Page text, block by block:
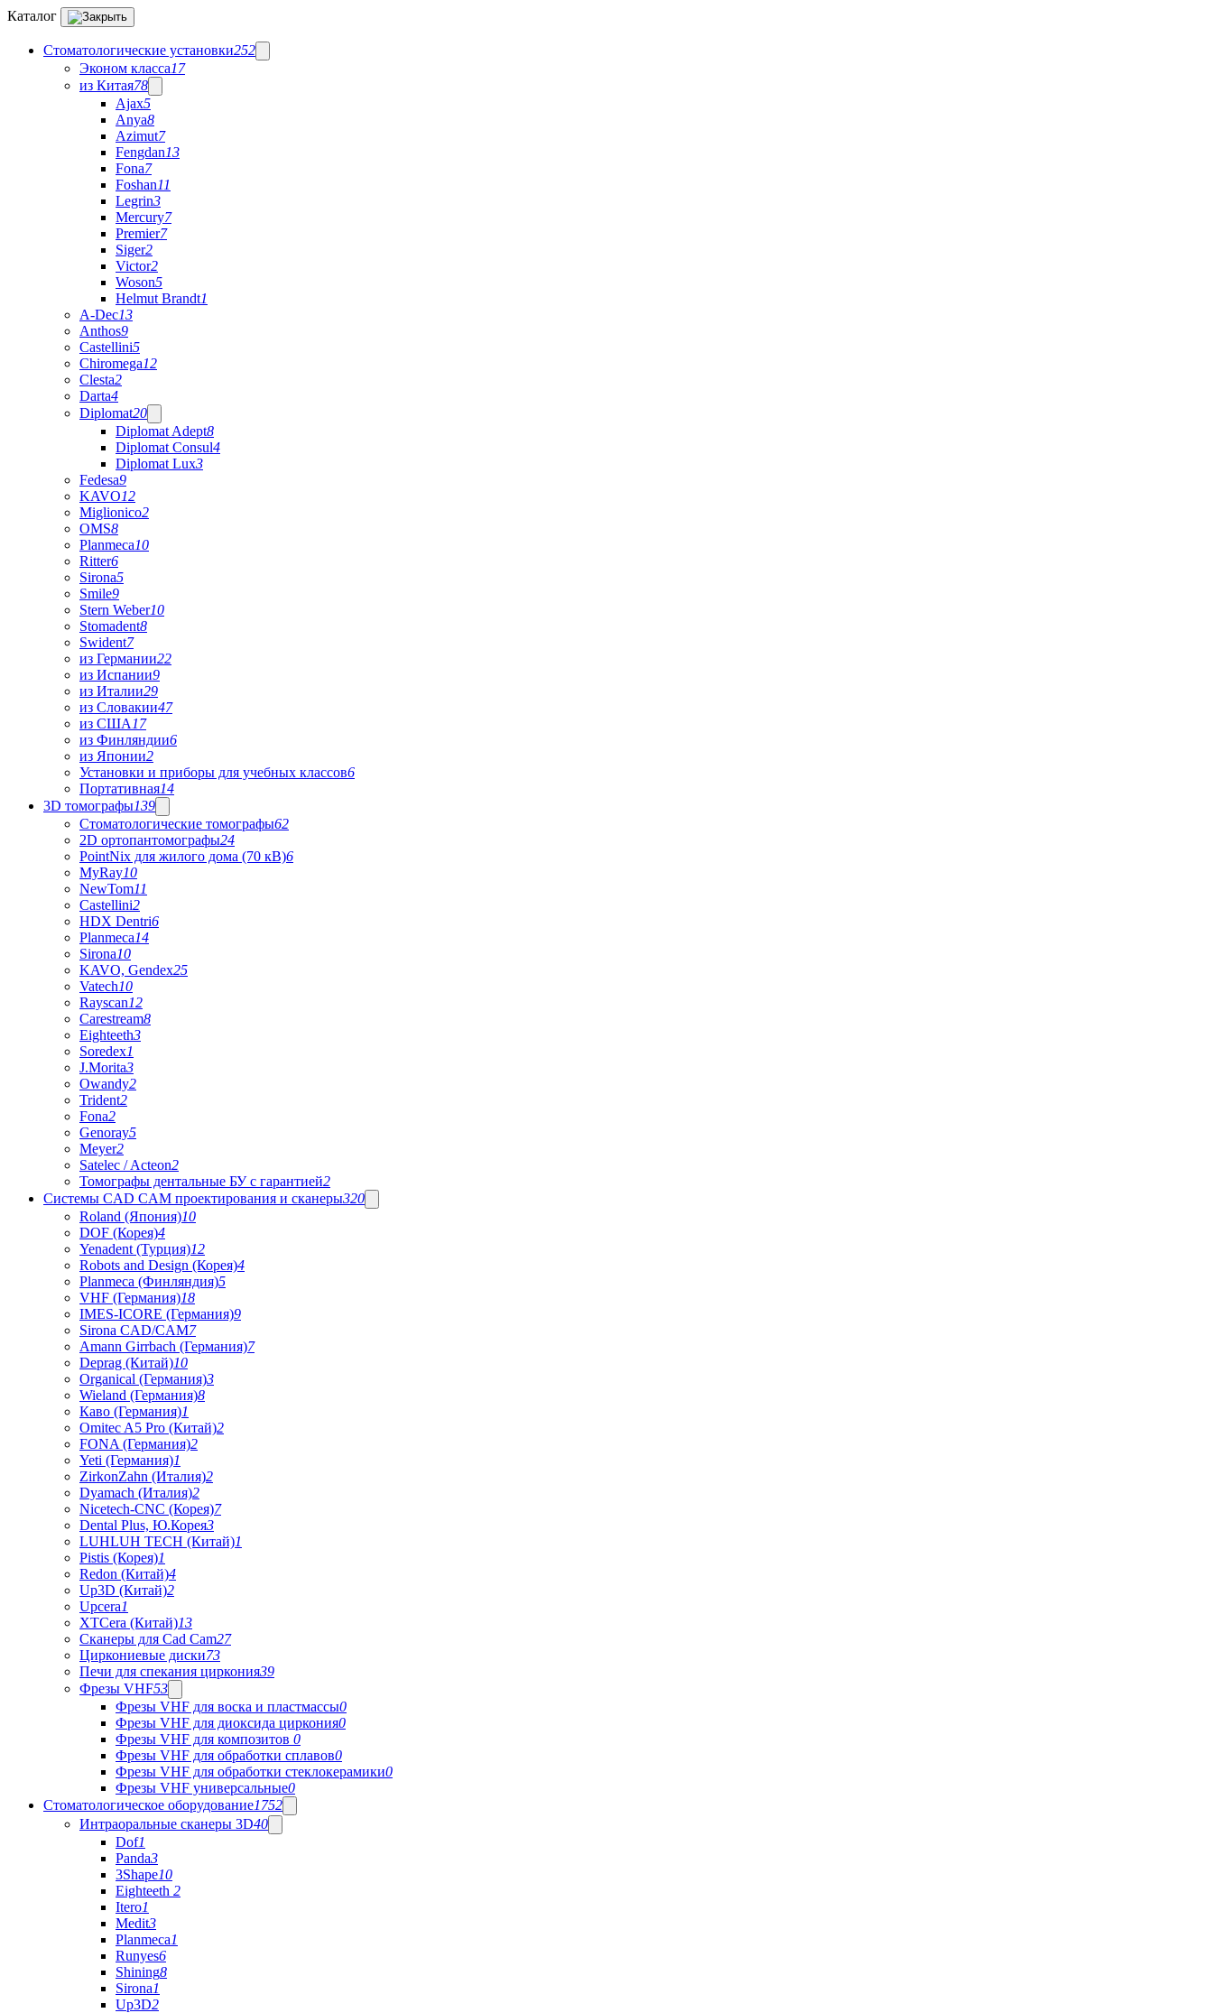
Каталог
Стоматологические установки252
Эконом класса17
из Китая78
Ajax5
Anya8
Azimut7
Fengdan13
Fona7
Foshan11
Legrin3
Mercury7
Premier7
Siger2
Victor2
Woson5
Helmut Brandt1
A-Dec13
Anthos9
Castellini5
Chiromega12
Clesta2
Darta4
Diplomat20
Diplomat Adept8
Diplomat Consul4
Diplomat Lux3
Fedesa9
KAVO12
Miglionico2
OMS8
Planmeca10
Ritter6
Sirona5
Smile9
Stern Weber10
Stomadent8
Swident7
из Германии22
из Испании9
из Италии29
из Словакии47
из США 17
из Финляндии6
из Японии2
Установки и приборы для учебных классов6
Портативная14
3D томографы139
Стоматологические томографы62
2D ортопантомографы24
PointNix для жилого дома (70 кВ)6
MyRay10
NewTom11
Castellini2
HDX Dentri6
Planmeca14
Sirona10
KAVO, Gendex25
Vatech10
Rayscan12
Carestream8
Eighteeth3
Soredex1
J.Morita3
Owandy2
Trident2
Fona2
Genoray5
Meyer2
Satelec / Acteon2
Томографы дентальные БУ с гарантией2
Системы CAD CAM проектирования и сканеры320
Roland (Япония)10
DOF (Корея)4
Yenadent (Турция)12
Robots and Design (Корея)4
Planmeca (Финляндия)5
VHF (Германия)18
IMES-ICORE (Германия)9
Sirona CAD/CAM7
Amann Girrbach (Германия)7
Deprag (Китай)10
Organical (Германия)3
Wieland (Германия)8
Каво (Германия)1
Omitec A5 Pro (Китай)2
FONA (Германия)2
Yeti (Германия)1
ZirkonZahn (Италия)2
Dyamach (Италия)2
Nicetech-CNC (Корея)7
Dental Plus, Ю.Корея3
LUHLUH TECH (Китай)1
Pistis (Корея)1
Redon (Китай)4
Up3D (Китай)2
Upcera1
XTCera (Китай)13
Сканеры для Cad Cam27
Циркониевые диски73
Печи для спекания циркония39
Фрезы VHF53
Фрезы VHF для воска и пластмассы0
Фрезы VHF для диоксида циркония0
Фрезы VHF для композитов 0
Фрезы VHF для обработки сплавов0
Фрезы VHF для обработки стеклокерамики0
Фрезы VHF универсальные0
Стоматологическое оборудование1752
Интраоральные сканеры 3D40
Dof1
Panda3
3Shape10
Eighteeth 2
Itero1
Medit3
Planmeca1
Runyes6
Shining8
Sirona1
Up3D2